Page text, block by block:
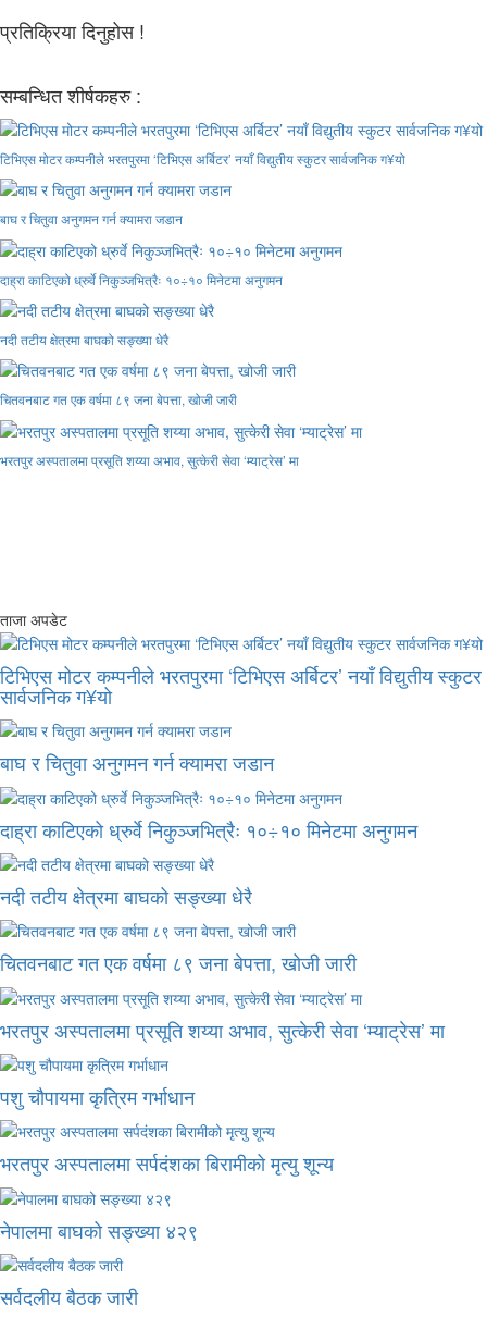
प्रतिक्रिया दिनुहोस !
सम्बन्धित शीर्षकहरु :
टिभिएस मोटर कम्पनीले भरतपुरमा ‘टिभिएस अर्बिटर’ नयाँ विद्युतीय स्कुटर सार्वजनिक ग¥यो
बाघ र चितुवा अनुगमन गर्न क्यामरा जडान
दाह्रा काटिएको ध्रुर्वे निकुञ्जभित्रैः १०÷१० मिनेटमा अनुगमन
नदी तटीय क्षेत्रमा बाघको सङ्ख्या धेरै
चितवनबाट गत एक वर्षमा ८९ जना बेपत्ता, खोजी जारी
भरतपुर अस्पतालमा प्रसूति शय्या अभाव, सुत्केरी सेवा ‘म्याट्रेस’ मा
ताजा अपडेट
टिभिएस मोटर कम्पनीले भरतपुरमा ‘टिभिएस अर्बिटर’ नयाँ विद्युतीय स्कुटर
सार्वजनिक ग¥यो
बाघ र चितुवा अनुगमन गर्न क्यामरा जडान
दाह्रा काटिएको ध्रुर्वे निकुञ्जभित्रैः १०÷१० मिनेटमा अनुगमन
नदी तटीय क्षेत्रमा बाघको सङ्ख्या धेरै
चितवनबाट गत एक वर्षमा ८९ जना बेपत्ता, खोजी जारी
भरतपुर अस्पतालमा प्रसूति शय्या अभाव, सुत्केरी सेवा ‘म्याट्रेस’ मा
पशु चौपायमा कृत्रिम गर्भाधान
भरतपुर अस्पतालमा सर्पदंशका बिरामीको मृत्यु शून्य
नेपालमा बाघको सङ्ख्या ४२९
सर्वदलीय बैठक जारी